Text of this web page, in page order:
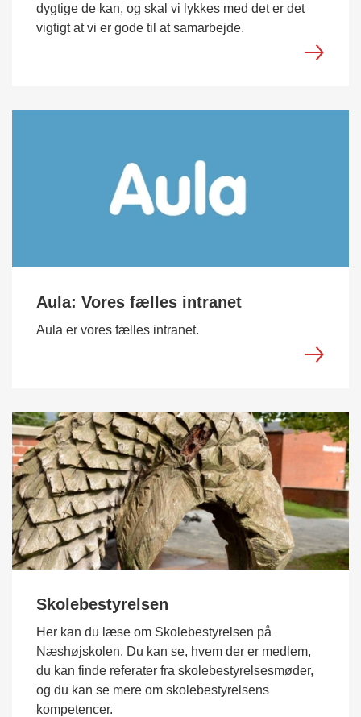
dygtige de kan, og skal vi lykkes med det er det
vigtigt at vi er gode til at samarbejde.
Aula: Vores fælles intranet
Aula er vores fælles intranet.
Skolebestyrelsen
Her kan du læse om Skolebestyrelsen på
Næshøjskolen. Du kan se, hvem der er medlem,
du kan finde referater fra skolebestyrelsesmøder,
og du kan se mere om skolebestyrelsens
kompetencer.